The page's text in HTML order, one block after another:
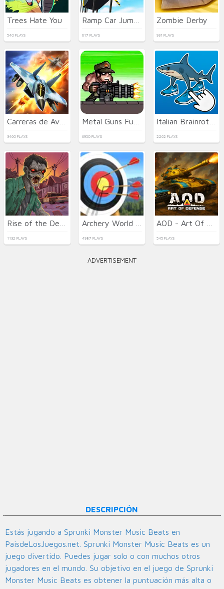
Trees Hate You
540 PLAYS 617 PLAYS
Zombie Derby
931 PLAYS
3460 PLAYS 6950 PLAYS 2262 PLAYS
1132 PLAYS 4987 PLAYS 545 PLAYS
ADVERTISEMENT
DESCRIPCIÓN
Estás jugando a Sprunki Monster Music Beats en
PaisdeLosJuegos.net. Sprunki Monster Music Beats es un
juego divertido. Puedes jugar solo o con muchos otros
jugadores en el mundo. Su objetivo en el juego de Sprunki
Monster Music Beats es obtener la puntuación más alta o